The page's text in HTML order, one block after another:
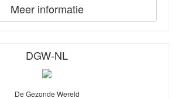
Meer informatie
DGW-NL
De Gezonde Wereld